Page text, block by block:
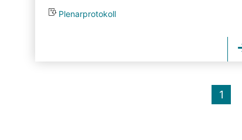
Plenarprotokoll
1